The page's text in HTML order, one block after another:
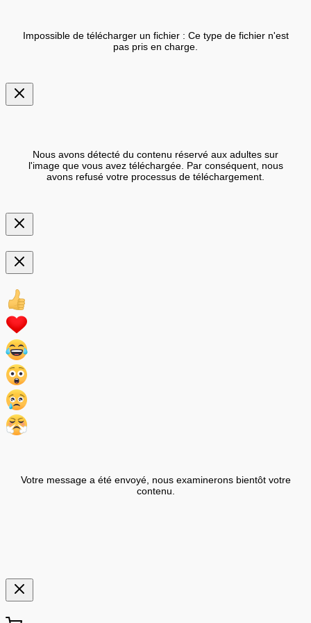
Impossible de télécharger un fichier : Ce type de fichier n'est
pas pris en charge.
Nous avons détecté du contenu réservé aux adultes sur
l'image que vous avez téléchargée. Par conséquent, nous
avons refusé votre processus de téléchargement.
Votre message a été envoyé, nous examinerons bientôt votre
contenu.